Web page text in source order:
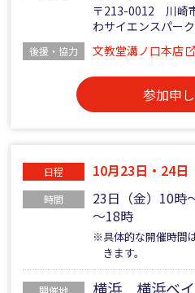
〒213-0012 川崎
わサイエンスパー
後援・協力 文教堂溝ノ口本店
参加申
日程 10月23日・24日
時間
23日（金）10時
～18時
※具体的な開催時間
きます。
開催地
横浜 横浜ベイ